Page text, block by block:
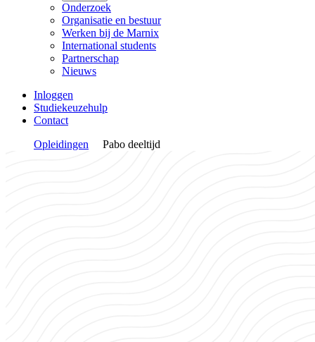
Onderzoek
Organisatie en bestuur
Werken bij de Marnix
International students
Partnerschap
Nieuws
Inloggen
Studiekeuzehulp
Contact
Opleidingen
Pabo deeltijd